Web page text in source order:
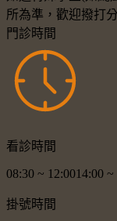
所為準，歡迎撥打
門診時間
看診時間
08:30 ~ 12:0014:00 ~
掛號時間